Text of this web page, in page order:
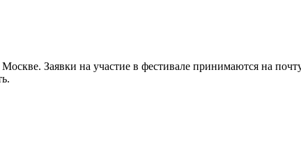
Заявки на участие в фестивале принимаются на